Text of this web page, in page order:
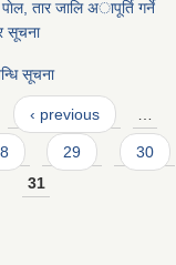
पाेल, तार जालि अापूर्ति गर्ने
सूचना
सूचना
‹ previous
29
30
31